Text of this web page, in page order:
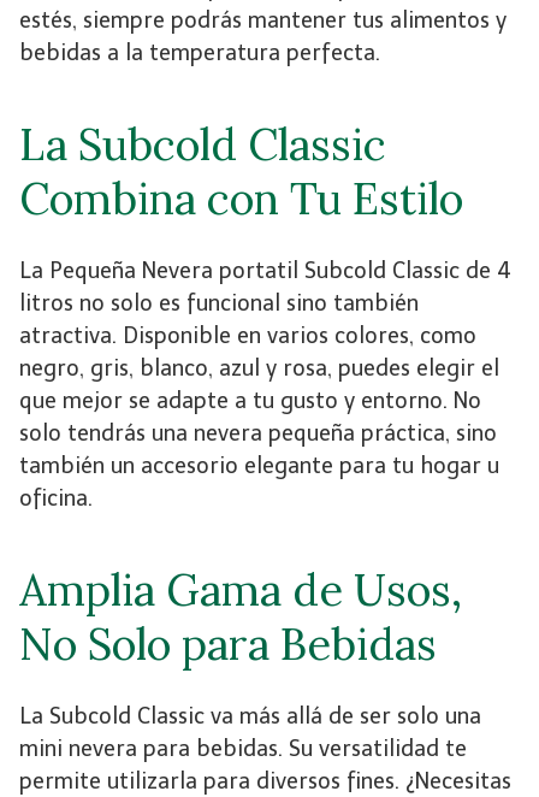
estés, siempre podrás mantener tus alimentos y
bebidas a la temperatura perfecta.
La Subcold Classic
Combina con Tu Estilo
La Pequeña Nevera portatil Subcold Classic de 4
litros no solo es funcional sino también
atractiva. Disponible en varios colores, como
negro, gris, blanco, azul y rosa, puedes elegir el
que mejor se adapte a tu gusto y entorno. No
solo tendrás una nevera pequeña práctica, sino
también un accesorio elegante para tu hogar u
oficina.
Amplia Gama de Usos,
No Solo para Bebidas
La Subcold Classic va más allá de ser solo una
mini nevera para bebidas. Su versatilidad te
permite utilizarla para diversos fines. ¿Necesitas